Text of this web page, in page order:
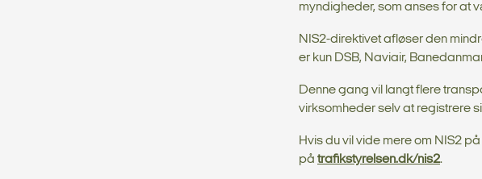
myndigheder, som anses for at
NIS2-direktivet afløser den
er kun DSB, Naviair,
Denne gang vil langt flere
virksomheder selv at registrere
Hvis du vil vide mere om NIS2
på trafikstyrelsen.dk/nis2.